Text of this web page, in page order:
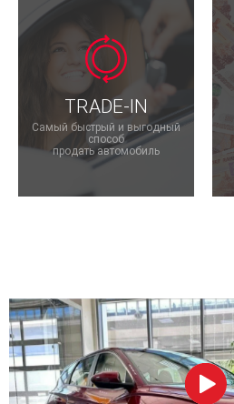
TRADE-IN
Самый быстрый и выгодный
способ
продать автомобиль